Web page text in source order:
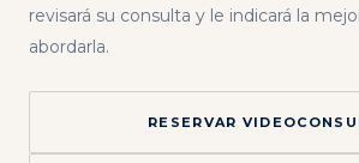
revisará su consulta y le indicará la
abordarla.
RESERVAR